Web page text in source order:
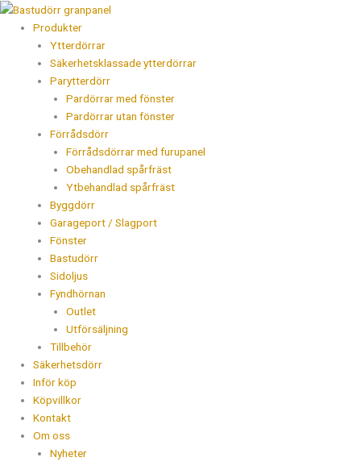
Hoppa
Produkter
Ytterdörrar
Säkerhetsklassade ytterdörrar
Parytterdörr
Pardörrar med fönster
Pardörrar utan fönster
Förrådsdörr
Förrådsdörrar med furupanel
Obehandlad spårfräst
Ytbehandlad spårfräst
Byggdörr
Garageport / Slagport
Fönster
Bastudörr
Sidoljus
Fyndhörnan
Outlet
Utförsäljning
Tillbehör
Säkerhetsdörr
Inför köp
Köpvillkor
Kontakt
Om oss
Nyheter
Products
search